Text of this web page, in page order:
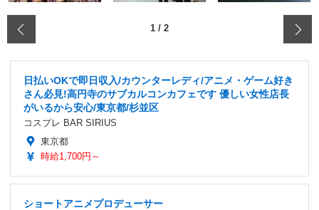
1 / 2
日払いOKで即日収入/カウンターレディ/アニメ・ゲーム好き
さん必見!高円寺のサブカルコンカフェです 優しい女性店長
がいるから安心/東京都/杉並区
コスプレ BAR SIRIUS
東京都
時給1,700円～
ショートアニメプロデューサー